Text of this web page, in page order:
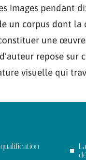
images pendant
un corpus dont
une
repose sur
visuelle qui